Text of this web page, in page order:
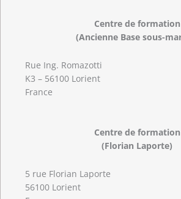
Centre de formation
(Ancienne Base sous-
Rue Ing. Romazotti
K3 – 56100 Lorient
France
Centre de formation
(Florian Laporte)
5 rue Florian Laporte
56100 Lorient